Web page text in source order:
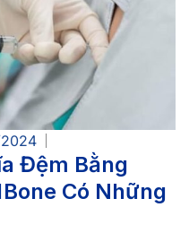
Đệm Bằng
Có Những